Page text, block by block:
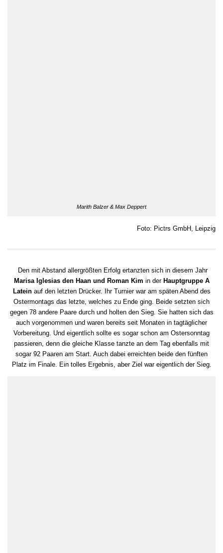
Marith Balzer & Max Deppert
Foto: Pictrs GmbH, Leipzig
Den mit Abstand allergrößten Erfolg ertanzten sich in diesem Jahr
Marisa Iglesias den Haan und Roman Kim in der Hauptgruppe A
Lateinauf den letzten Drücker. Ihr Turnier war am späten Abend des
Ostermontags das letzte, welches zu Ende ging. Beide setzten sich
gegen 78 andere Paare durch und holten den Sieg. Sie hatten sich das
auch vorgenommen und waren bereits seit Monaten in tagtäglicher
Vorbereitung. Und eigentlich sollte es sogar schon am Ostersonntag
passieren, denn die gleiche Klasse tanzte an dem Tag ebenfalls mit
sogar 92 Paaren am Start. Auch dabei erreichten beide den fünften
Platz im Finale. Ein tolles Ergebnis, aber Ziel war eigentlich der Sieg.